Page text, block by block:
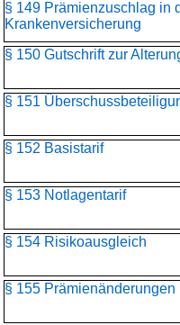
§ 149 Prämienzuschlag in
Krankenversicherung
§ 150 Gutschrift zur
§ 151
§ 152 Basistarif
§ 153 Notlagentarif
§ 154 Risikoausgleich
§ 155 Prämienänderungen